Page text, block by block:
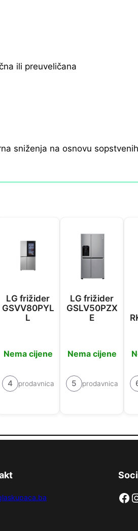
ili preuveličana
sniženja na osnovu
LG frižider
GSVV80PYL
L
Nema cijene
4 prodavnica
LG frižider
GSLV50PZX
E
Nema cijene
5 prodavnica
Facebook